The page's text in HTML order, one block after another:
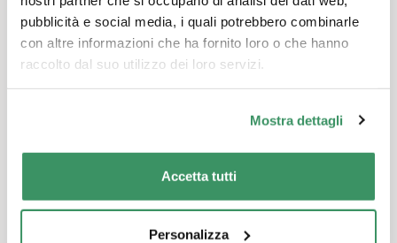
pubblicità e social media, i quali potrebbero combinarle
con altre informazioni che ha fornito loro o che hanno
raccolto dal suo utilizzo dei loro servizi.
Mostra dettagli
Accetta tutti
Personalizza
la serata speciale dello stufato - Viva
Robenhausen
Convivenza sociale, rapporti di vicinato e di quartiere,
Impegno in attività di utilità pubblica,Abitazioni